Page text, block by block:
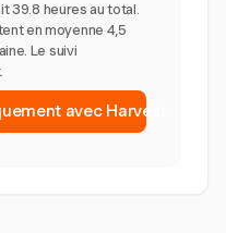
39.8 heures au total.
en moyenne 4,5
Le suivi
avec Harvest